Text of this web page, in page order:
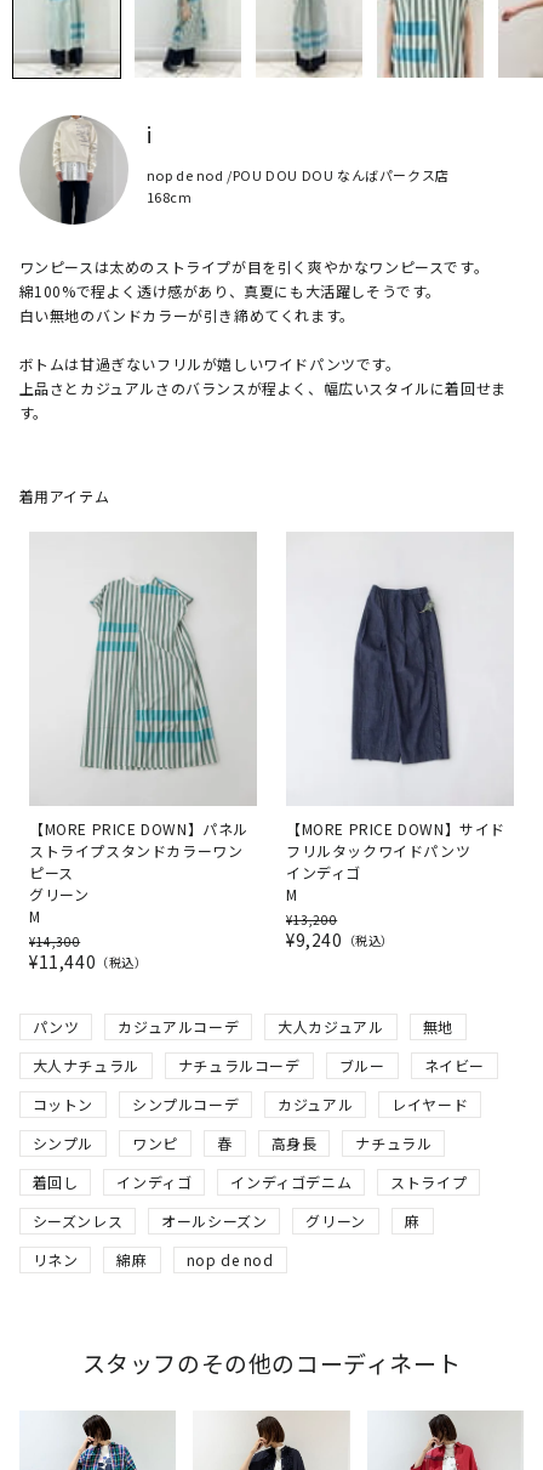
i
nop de nod /POU DOU DOU なんばパークス店
168cm
ワンピースは太めのストライプが目を引く爽やかなワンピースです。
綿100%で程よく透け感があり、真夏にも大活躍しそうです。
白い無地のバンドカラーが引き締めてくれます。
ボトムは甘過ぎないフリルが嬉しいワイドパンツです。
上品さとカジュアルさのバランスが程よく、幅広いスタイルに着回せま
着用アイテム
【MORE PRICE DOWN】パネル
ストライプスタンドカラーワン
ピース
グリーン
M
¥14,300
¥11,440 税込
【MORE PRICE DOWN】サイド
フリルタックワイドパンツ
インディゴ
M
¥13,200
¥9,240 税込
パンツ カジュアルコーデ 大人カジュアル
無地
大人ナチュラル
ナチュラルコーデ ブルー
ネイビー
コットン
シンプルコーデ カジュアル
レイヤード
シンプル
ワンピ 春 高身長
ナチュラル
着回し
インディゴ インディゴデニム
ストライプ
シーズンレス
オールシーズン グリーン
麻
リネン
綿麻 nop de nod
スタッフのその他のコーディネート